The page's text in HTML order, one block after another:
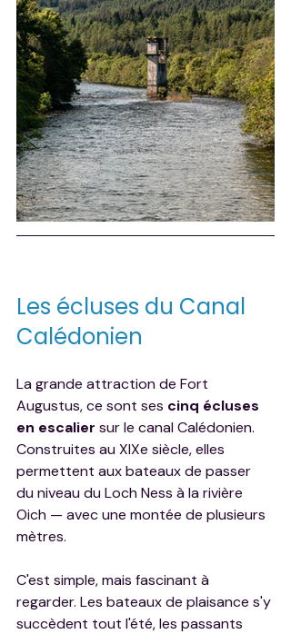
Les écluses du Canal
Calédonien
La grande attraction de Fort
Augustus, ce sont ses cinq écluses
en escalier sur le canal Calédonien.
Construites au XIXe siècle, elles
permettent aux bateaux de passer
du niveau du Loch Ness à la rivière
Oich — avec une montée de plusieurs
mètres.
C'est simple, mais fascinant à
regarder. Les bateaux de plaisance s'y
succèdent tout l'été, les passants